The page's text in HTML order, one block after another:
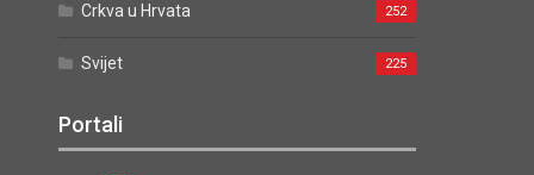
Crkva u Hrvata 252
Svijet 225
Portali